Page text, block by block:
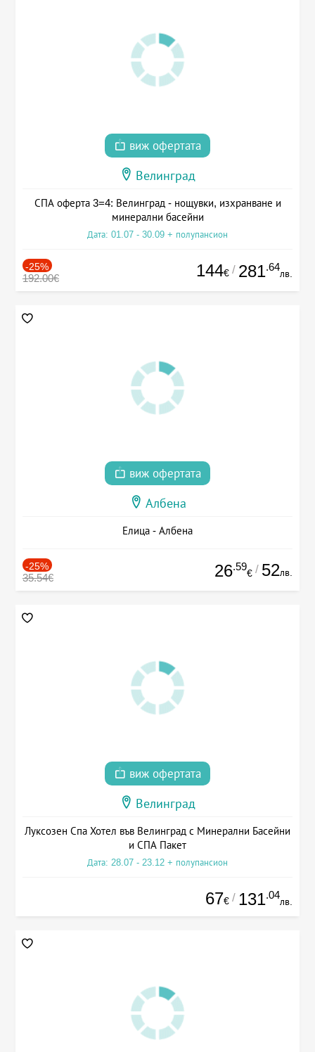
виж офертата
Велинград
СПА оферта 3=4: Велинград - нощувки, изхранване и
минерални басейни
Дата: 01.07 - 30.09 + полупансион
-25%
192.00€ 144€ / 281.64
лв.
виж офертата
Албена
Елица - Албена
-25%
35.54€ 26.59
€ / 52лв.
виж офертата
Велинград
Луксозен Спа Хотел във Велинград с Минерални Басейни
и СПА Пакет
Дата: 28.07 - 23.12 + полупансион
67€ / 131.04
лв.